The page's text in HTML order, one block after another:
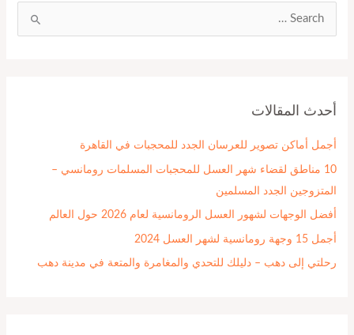
ث
ن
:
أحدث المقالات
أجمل أماكن تصوير للعرسان الجدد للمحجبات في القاهرة
10 مناطق لقضاء شهر العسل للمحجبات المسلمات رومانسي –
المتزوجين الجدد المسلمين
أفضل الوجهات لشهور العسل الرومانسية لعام 2026 حول العالم
أجمل 15 وجهة رومانسية لشهر العسل 2024
رحلتي إلى دهب – دليلك للتحدي والمغامرة والمتعة في مدينة دهب